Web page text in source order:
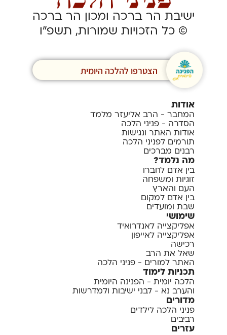
ישיבת הר ברכה ומכון הר ברכה
© כל הזכויות שמורות, תשפ”ו
הצטרפו להלכה היומית
אודות
המחבר - הרב אליעזר מלמד
הסדרה - פניני הלכה
אודות האתר ונגישות
תורמים לפניני הלכה
רבנים מברכים
מה נלמד?
בין אדם לחברו
זוגיות ומשפחה
העם והארץ
בין אדם למקום
שבת ומועדים
שימושי
אפליקצייה לאנדרואיד
אפליקצייה לאייפון
רכישה
שאל את הרב
האתר למורים - פניני הלכה
תכניות לימוד
הלכה יומית - הפנינה היומית
והערב נא - לבני ישיבות ולמדרשות
מדורים
פניני הלכה לילדים
רביבים
עזרים